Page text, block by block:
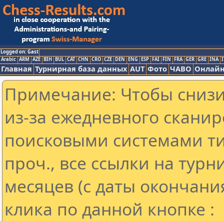
Logged on: Gast
Arabic ARM AZE BIH BUL CAT CHN CRO CZE DEN ENG ESP FAI FIN FRA GER GRE INA
Главная Турнирная база данных AUT Фото ЧАВО
Примечание: Чтобы
из-за ежедневного
поисковыми системами
проч., все ссылки на
месяцев (с даты
клика по данной кнопке :